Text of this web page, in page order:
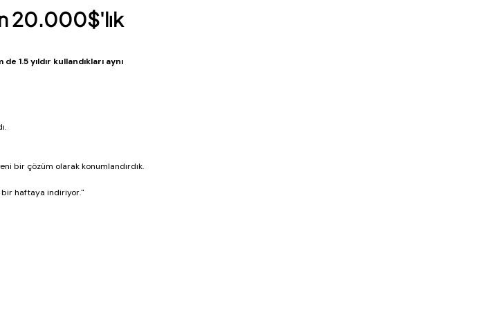
20.000$'lık
1.5 yıldır kullandıkları aynı
bir çözüm olarak konumlandırdık.
bir haftaya indiriyor."